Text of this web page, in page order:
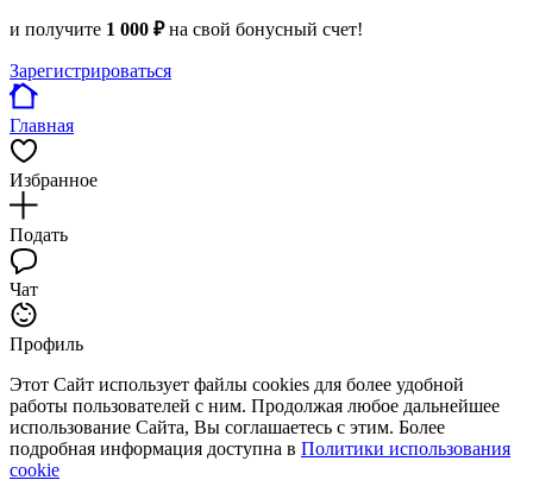
и получите 1 000 ₽на свой бонусный счет!
Зарегистрироваться
Главная
Избранное
Подать
Чат
Профиль
Этот Сайт использует файлы cookies для более удобной
работы пользователей с ним. Продолжая любое дальнейшее
использование Сайта, Вы соглашаетесь с этим. Более
подробная информация доступна в Политики использования
cookie